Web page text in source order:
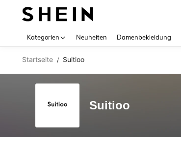
Kategorien Neuheiten Damenbekleidung
Startseite / Suitioo
Suitioo